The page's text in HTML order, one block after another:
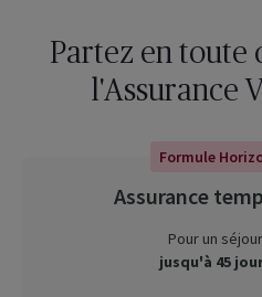
Partez en toute
l'Assurance
Formule
Assurance
Pour un séjour
jusqu'à 45